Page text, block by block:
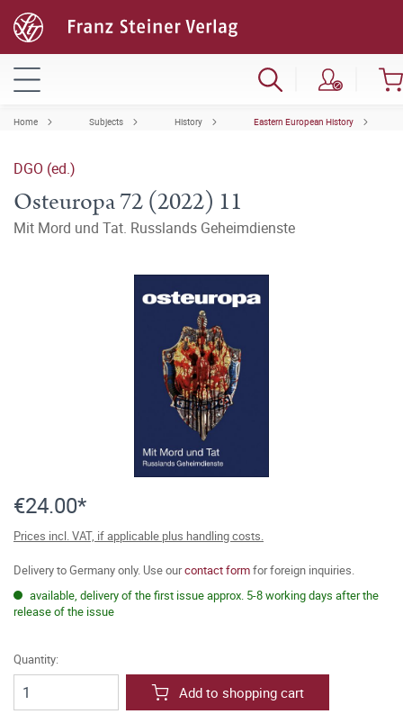
Home Subjects History Eastern European History
DGO (ed.)
Osteuropa 72 (2022) 11
Mit Mord und Tat. Russlands Geheimdienste
€24.00*
Prices incl. VAT, if applicable plus handling costs.
Delivery to Germany only. Use ourcontact formfor foreign inquiries.
available, delivery of the first issue approx. 5-8 working days after the
release of the issue
Quantity:
Add to shopping cart